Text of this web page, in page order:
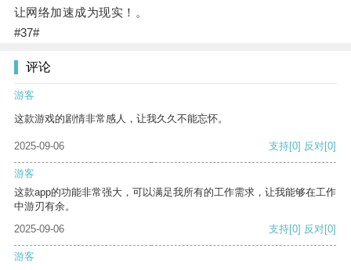
让网络加速成为现实！。
#37#
评论
游客
这款游戏的剧情非常感人，让我久久不能忘怀。
2025-09-06 支持[0] 反对[0]
游客
这款app的功能非常强大，可以满足我所有的工作需求，让我能够在工作
中游刃有余。
2025-09-06
支持[0] 反对[0]
游客